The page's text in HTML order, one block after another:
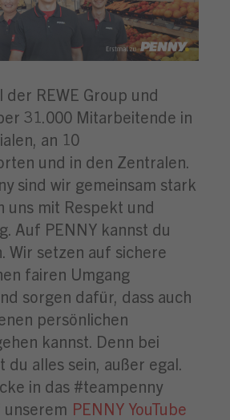
der REWE Group und
31.000 Mitarbeitende in
an 10
und in den Zentralen.
sind wir gemeinsam stark
uns mit Respekt und
Auf PENNY kannst du
Wir setzen auf sichere
fairen Umgang
sorgen dafür, dass auch
persönlichen
kannst. Denn bei
du alles sein, außer egal.
in das #teampenny
PENNY YouTube